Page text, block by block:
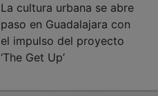
La cultura urbana se abre
paso en Guadalajara con
el impulso del proyecto
‘The Get Up’